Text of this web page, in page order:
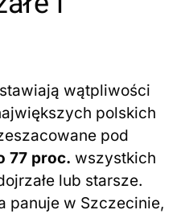
wątpliwości
polskich
pod
77 proc. wszystkich
lub starsze.
panuje w Szczecinie,